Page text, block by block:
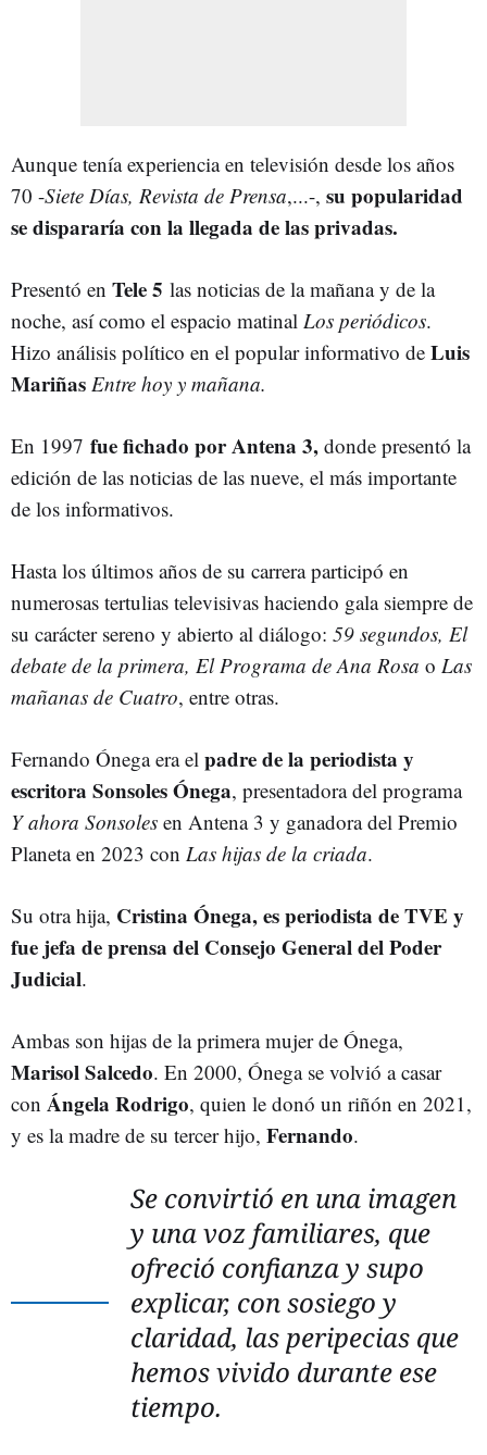
Aunque tenía experiencia en televisión desde los años
70 -Siete Días, Revista de Prensa,...-, su popularidad
se dispararía con la llegada de las privadas.
Presentó en Tele 5 las noticias de la mañana y de la
noche, así como el espacio matinal Los periódicos.
Hizo análisis político en el popular informativo de Luis
Mariñas Entre hoy y mañana.
En 1997 fue fichado por Antena 3, donde presentó la
edición de las noticias de las nueve, el más importante
de los informativos.
Hasta los últimos años de su carrera participó en
numerosas tertulias televisivas haciendo gala siempre de
su carácter sereno y abierto al diálogo: 59 segundos, El
debate de la primera, El Programa de Ana Rosa o Las
mañanas de Cuatro, entre otras.
Fernando Ónega era el padre de la periodista y
escritora Sonsoles Ónega, presentadora del programa
Y ahora Sonsoles en Antena 3 y ganadora del Premio
Planeta en 2023 con Las hijas de la criada.
Su otra hija, Cristina Ónega, es periodista de TVE y
fue jefa de prensa del Consejo General del Poder
Judicial.
Ambas son hijas de la primera mujer de Ónega,
Marisol Salcedo. En 2000, Ónega se volvió a casar
con Ángela Rodrigo, quien le donó un riñón en 2021,
y es la madre de su tercer hijo, Fernando.
Se convirtió en una imagen
y una voz familiares, que
ofreció confianza y supo
explicar, con sosiego y
claridad, las peripecias que
hemos vivido durante ese
tiempo.